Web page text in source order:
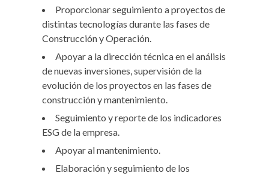
Proporcionar seguimiento a proyectos de
distintas tecnologías durante las fases de
Construcción y Operación.
Apoyar a la dirección técnica en el análisis
de nuevas inversiones, supervisión de la
evolución de los proyectos en las fases de
construcción y mantenimiento.
Seguimiento y reporte de los indicadores
ESG de la empresa.
Apoyar al mantenimiento.
Elaboración y seguimiento de los